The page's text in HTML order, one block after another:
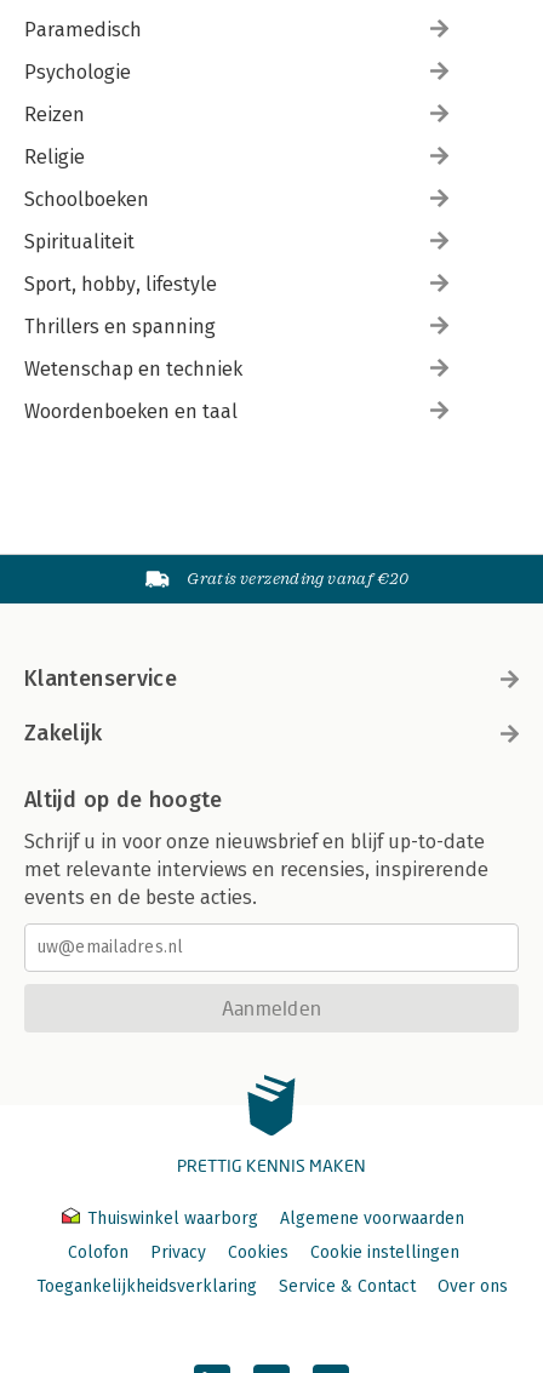
Paramedisch
Psychologie
Reizen
Religie
Schoolboeken
Spiritualiteit
Sport, hobby, lifestyle
Thrillers en spanning
Wetenschap en techniek
Woordenboeken en taal
Gratis verzending vanaf €20
Klantenservice
Zakelijk
Altijd op de hoogte
Schrijf u in voor onze nieuwsbrief en blijf up-to-date
met relevante interviews en recensies, inspirerende
events en de beste acties.
Aanmelden
PRETTIG KENNIS MAKEN
Thuiswinkel waarborg
Algemene voorwaarden
Colofon
Privacy Cookies
Cookie instellingen
Toegankelijkheidsverklaring
Service & Contact Over ons